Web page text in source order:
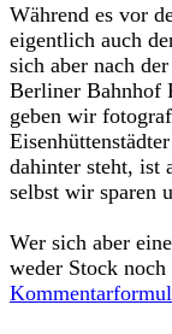
Während es vor
eigentlich auch
sich aber nach
Berliner Bahnhof
geben wir
dahinter steht, ist
selbst wir sparen
Wer sich aber
weder Stock